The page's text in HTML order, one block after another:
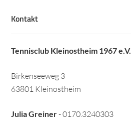
Kontakt
Tennisclub Kleinostheim 1967 e.V.
Birkenseeweg 3
63801 Kleinostheim
Julia Greiner- 0170.3240303